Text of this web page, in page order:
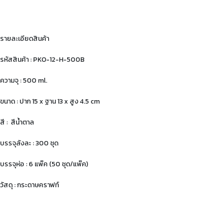
รายละเอียดสินค้า
รหัสสินค้า : PKO-12-H-500B
ความจุ : 500 ml.
ขนาด : ปาก 15 x ฐาน 13 x สูง 4.5 cm
สี : สีน้ำตาล
บรรจุลังละ : 300 ชุด
บรรจุห่อ : 6 แพ๊ค (50 ชุด/แพ๊ค)
วัสดุ : กระดาษคราฟท์